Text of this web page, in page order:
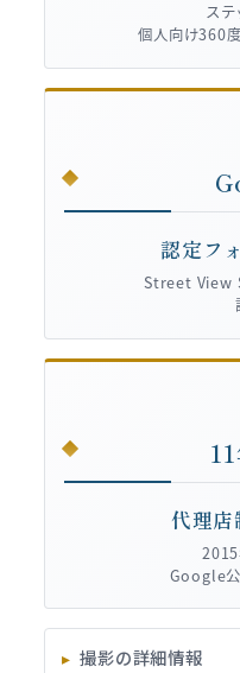
ス
個人向け360
認定フ
Street View
代理店
Google
撮影の詳細情報